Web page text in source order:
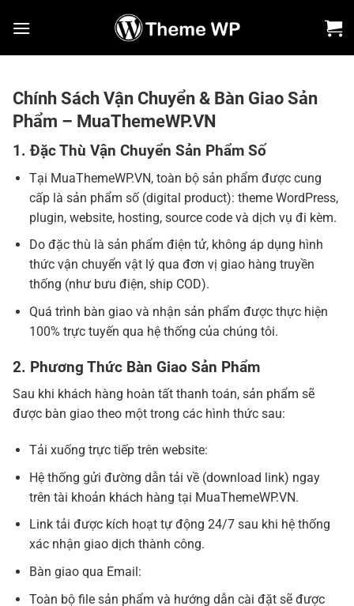
qua
Chính Sách Vận Chuyển & Bàn Giao Sản
Phẩm – MuaThemeWP.VN
1. Đặc Thù Vận Chuyển Sản Phẩm Số
Tại MuaThemeWP.VN, toàn bộ sản phẩm được cung
cấp là sản phẩm số (digital product): theme WordPress,
plugin, website, hosting, source code và dịch vụ đi kèm.
Do đặc thù là sản phẩm điện tử, không áp dụng hình
thức vận chuyển vật lý qua đơn vị giao hàng truyền
thống (như bưu điện, ship COD).
Quá trình bàn giao và nhận sản phẩm được thực hiện
100% trực tuyến qua hệ thống của chúng tôi.
2. Phương Thức Bàn Giao Sản Phẩm
Sau khi khách hàng hoàn tất thanh toán, sản phẩm sẽ
được bàn giao theo một trong các hình thức sau:
Tải xuống trực tiếp trên website:
Hệ thống gửi đường dẫn tải về (download link) ngay
trên tài khoản khách hàng tại MuaThemeWP.VN.
Link tải được kích hoạt tự động 24/7 sau khi hệ thống
xác nhận giao dịch thành công.
Bàn giao qua Email:
Toàn bộ file sản phẩm và hướng dẫn cài đặt sẽ được